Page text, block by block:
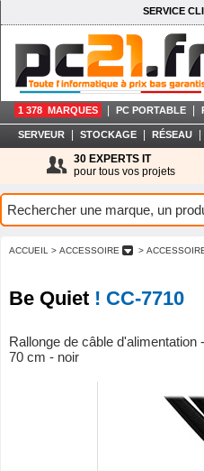
SERVICE
1 378 MARQUES PC PORTABLE
SERVEUR STOCKAGE RÉSEAU
30 EXPERTS IT
pour tous vos projets
ACCUEIL > ACCESSOIRE >
Be Quiet ! CC-7710
Rallonge de câble
70 cm - noir